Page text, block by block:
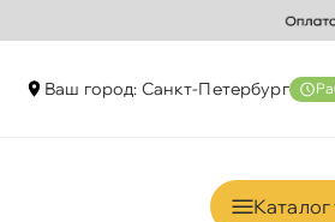
аш город: Санкт-Петербур